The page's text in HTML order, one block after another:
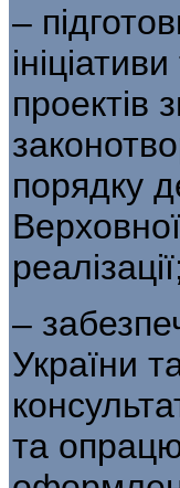
–
проектів
порядку
реалізації;
–
України
та